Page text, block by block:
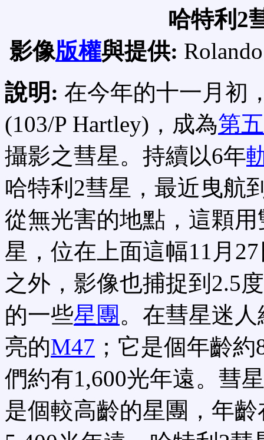
哈特利2
影像版權與提供:
說明: 在今年的十一月初
(103/P Hartley)，成為第
攝影之彗星。持續以6年
哈特利2彗星，最近曳航
從無光害的地點，這顆
星，位在上面這幅11月
之外，影像也捕捉到2.5度
的一些星團 。在彗星迷
亮的M47 ；它是個年齡
們約有1,600光年遠。彗
是個較高齡的星團，年